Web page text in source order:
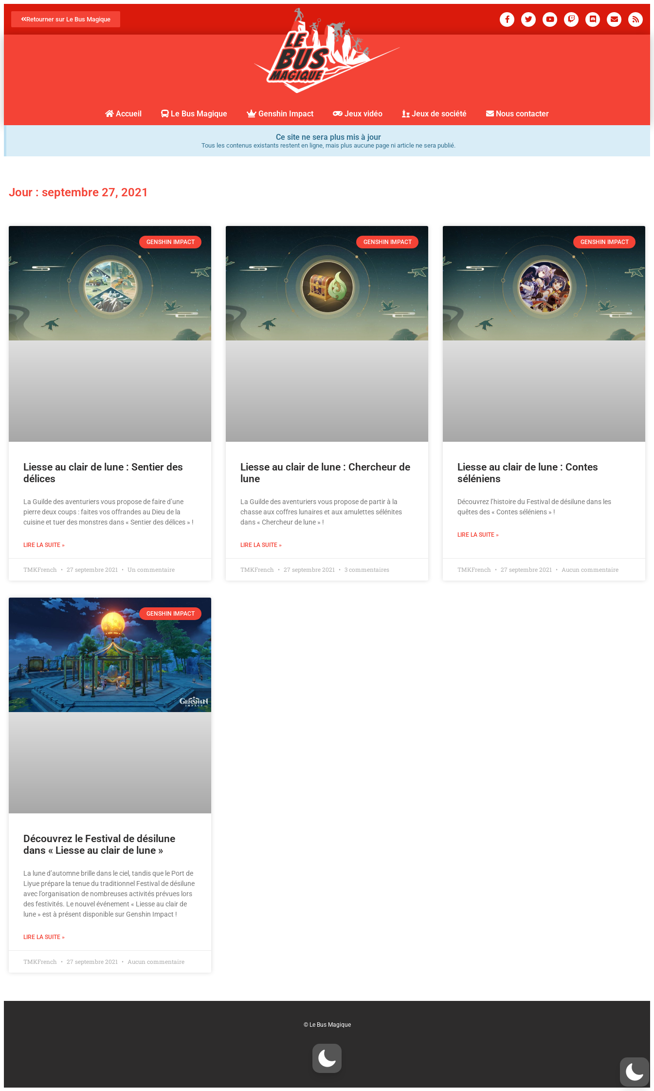
Retourner sur Le Bus Magique
Accueil Le Bus Magique Genshin Impact Jeux vidéo Jeux de société Nous contacter
Ce site ne sera plus mis à jour
Tous les contenus existants restent en ligne, mais plus aucune page ni article ne sera publié.
Jour : septembre 27, 2021
GENSHIN IMPACT
Liesse au clair de lune : Sentier des
délices
La Guilde des aventuriers vous propose de faire d’une
pierre deux coups : faites vos offrandes au Dieu de la
cuisine et tuer des monstres dans « Sentier des délices » !
LIRE LA SUITE »
TMKFrench 27 septembre 2021 Un commentaire
GENSHIN IMPACT
Liesse au clair de lune : Chercheur de
lune
La Guilde des aventuriers vous propose de partir à la
chasse aux coffres lunaires et aux amulettes sélénites
dans « Chercheur de lune » !
LIRE LA SUITE »
TMKFrench 27 septembre 2021 3 commentaires
GENSHIN IMPACT
Liesse au clair de lune : Contes
séléniens
Découvrez l’histoire du Festival de désilune dans les
quêtes des « Contes séléniens » !
LIRE LA SUITE »
TMKFrench 27 septembre 2021 Aucun commentaire
GENSHIN IMPACT
Découvrez le Festival de désilune
dans « Liesse au clair de lune »
La lune d’automne brille dans le ciel, tandis que le Port de
Liyue prépare la tenue du traditionnel Festival de désilune
avec l’organisation de nombreuses activités prévues lors
des festivités. Le nouvel événement « Liesse au clair de
lune » est à présent disponible sur Genshin Impact !
LIRE LA SUITE »
TMKFrench 27 septembre 2021 Aucun commentaire
© Le Bus Magique